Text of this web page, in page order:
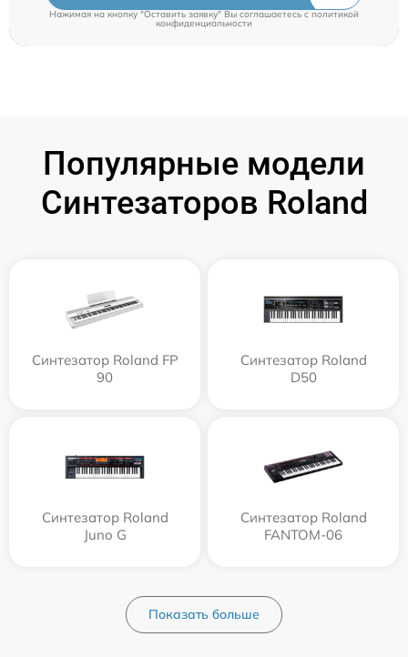
Нажимая на кнопку "Оставить заявку" Вы соглашаетесь cполитикой
конфиденциальности
Популярные модели
Синтезаторов Roland
Синтезатор Roland FP
90
Синтезатор Roland
D50
Синтезатор Roland
Juno G
Синтезатор Roland
FANTOM-06
Показать больше